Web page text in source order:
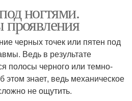
ногтями.
черных точек или пятен под
Ведь в результате
полосы черного или темно-
этом знает, ведь механическое
не ощутить.